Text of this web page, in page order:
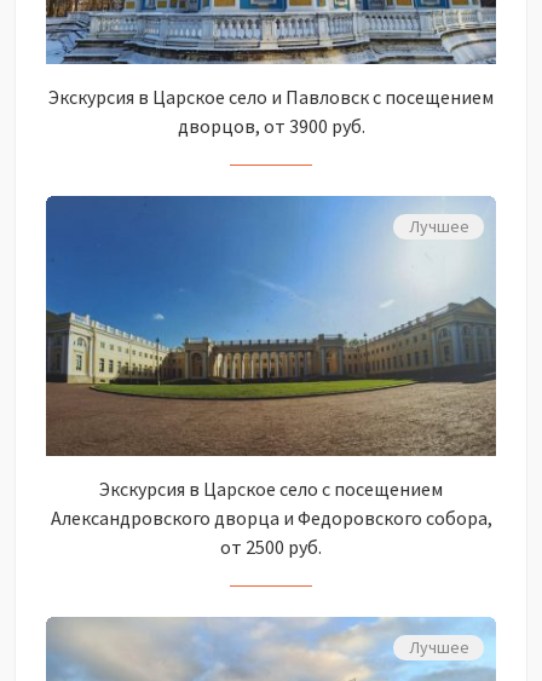
Экскурсия в Царское село и Павловск с посещением
дворцов, от 3900 руб.
Лучшее
Экскурсия в Царское село с посещением
Александровского дворца и Федоровского собора,
от 2500 руб.
Лучшее